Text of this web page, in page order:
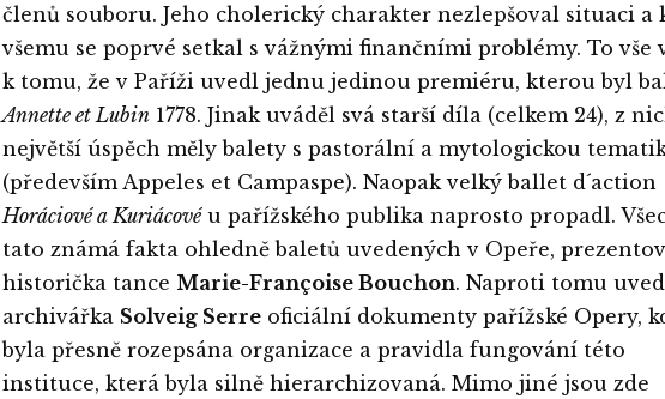
členů souboru. Jeho cholerický charakter nezlepšoval situaci a
všemu se poprvé setkal s vážnými finančními problémy. To vše
k tomu, že v Paříži uvedl jednu jedinou premiéru, kterou byl
Annette et Lubin1778. Jinak uváděl svá starší díla (celkem 24), z
největší úspěch měly balety s pastorální a mytologickou
(především Appeles et Campaspe). Naopak velký ballet d´action
Horáciové a Kuriácovéu pařížského publika naprosto propadl.
tato známá fakta ohledně baletů uvedených v Opeře,
historička tance Marie-Françoise Bouchon. Naproti tomu
archivářka Solveig Serreoficiální dokumenty pařížské Opery,
byla přesně rozepsána organizace a pravidla fungování této
instituce, která byla silně hierarchizovaná. Mimo jiné jsou zde